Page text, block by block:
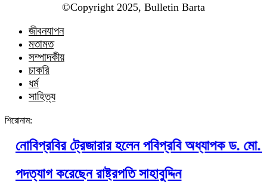
©️Copyright 2025, Bulletin Barta
জীবনযাপন
মতামত
সম্পাদকীয়
চাকরি
ধর্ম
সাহিত্য
শিরোনাম:
ট্রেজারার হলেন পবিপ্রবি অধ্যাপক ড. মো. হাছান
করেছেন রাষ্ট্রপতি সাহাবুদ্দিন